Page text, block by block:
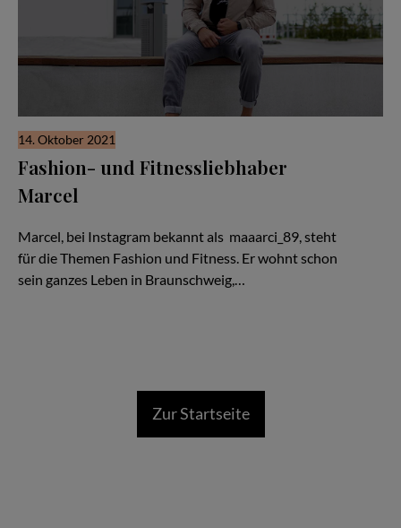
14. Oktober 2021
Fashion- und Fitnessliebhaber
Marcel
Marcel, bei Instagram bekannt als maaarci_89, steht
für die Themen Fashion und Fitness. Er wohnt schon
sein ganzes Leben in Braunschweig,…
Zur Startseite